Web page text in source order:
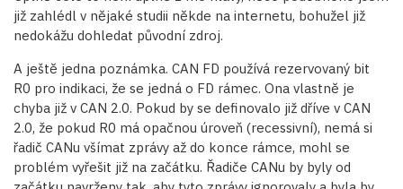
již zahlédl v nějaké studii někde na internetu, bohužel již
nedokážu dohledat původní zdroj.
A ještě jedna poznámka. CAN FD používá rezervovaný bit
R0 pro indikaci, že se jedná o FD rámec. Ona vlastně je
chyba již v CAN 2.0. Pokud by se definovalo již dříve v CAN
2.0, že pokud R0 má opačnou úroveň (recessivní), nemá si
řadič CANu všímat zprávy až do konce rámce, mohl se
problém vyřešit již na začátku. Řadiče CANu by byly od